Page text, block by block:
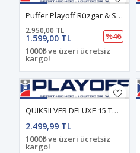
Puffer Playoff Rüzgar & Su Geçirmez Hafif Elyaf Dolgulu Şişme Erkek Mont
1.599,00 TL
2.950,00 TL
%46
1000₺ ve üzeri ücretsiz
kargo!
QUIKSILVER DELUXE 15 Total Eclipse - Solid ERKEK VOLLEY SHORT
2.499,99 TL
1000₺ ve üzeri ücretsiz
kargo!